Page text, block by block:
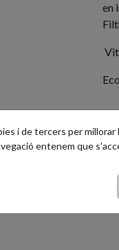
en
i de tercers per
entenem que